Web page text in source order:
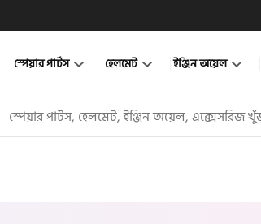
স্পেয়ার পার্টস হেলমেট ইঞ্জিন অয়েল